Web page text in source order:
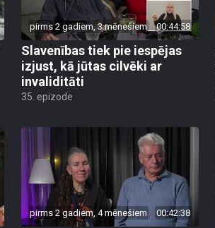
pirms 2 gadiem, 3 mēnešiem 00:44:58
Slavenības tiek pie iespējas
izjust, kā jūtas cilvēki ar
invaliditāti
35. epizode
pirms 2 gadiem, 4 mēnešiem 00:42:38